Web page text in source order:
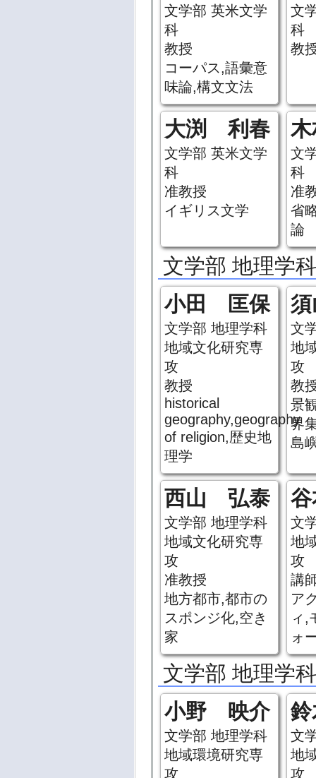
文学部 英米文学
科
教授
コーパス,語彙意
味論,構文文法
文
科
教
大渕 利春
文学部 英米文学
科
准教授
イギリス文学
文
科
准
省
論
文学部 地理学
小田 匡保
文学部 地理学科
地域文化研究専
攻
教授
historical
geography,geography
of religion,歴史地
理学
文
地
攻
教
景
界
島
西山 弘泰
文学部 地理学科
地域文化研究専
攻
准教授
地方都市,都市の
スポンジ化,空き
家
文
地
攻
講
ア
ィ,
ォ
文学部 地理学
小野 映介
文学部 地理学科
地域環境研究専
攻
文
地
攻